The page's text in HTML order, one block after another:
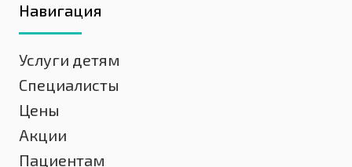
Навигация
Услуги детям
Специалисты
Цены
Акции
Пациентам